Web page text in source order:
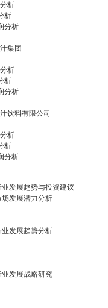
析
析
分析
集团
析
析
分析
饮料有限公司
析
析
分析
发展趋势与投资建议
发展潜力分析
发展趋势分析
发展战略研究